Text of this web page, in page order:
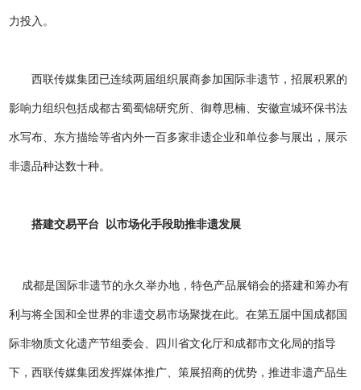
力投入。
西联传媒集团已连续两届组织展商参加国际非遗节，招展积累的
影响力组织包括成都古蜀蜀锦研究所、御尊思楠、安徽宣城环保书法
水写布、东方描绘等省内外一百多家非遗企业和单位参与展出，展示
非遗品种达数十种。
搭建交易平台 以市场化手段助推非遗发展
成都是国际非遗节的永久举办地，特色产品展销会的搭建和筹办有
利与将全国和全世界的非遗交易市场聚拢在此。在第五届中国成都国
际非物质文化遗产节组委会、四川省文化厅和成都市文化局的指导
下，西联传媒集团发挥媒体推广、策展招商的优势，推进非遗产品生